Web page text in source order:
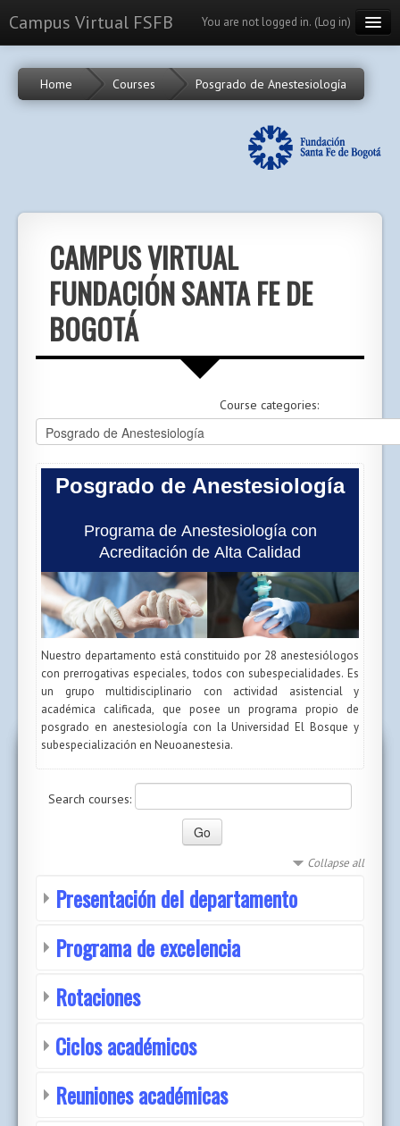
Campus Virtual FSFB You are not logged in. (Log in)
Calendario
Home Courses Posgrado de Anestesiología
CAMPUS VIRTUAL
FUNDACIÓN SANTA FE DE
BOGOTÁ
Course categories:
Posgrado de Anestesiología
Programa de Anestesiología con
Acreditación de Alta Calidad
Nuestro departamento está constituido por 28 anestesiólogos
con prerrogativas especiales, todos con subespecialidades. Es
un grupo multidisciplinario con actividad asistencial y
académica calificada, que posee un programa propio de
posgrado en anestesiología con la Universidad El Bosque y
subespecialización en Neuoanestesia.
Search courses:
Collapse all
Presentación del departamento
Programa de excelencia
Rotaciones
Ciclos académicos
Reuniones académicas